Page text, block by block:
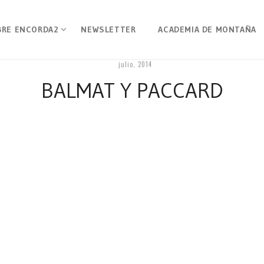
ENCORDA2 NEWSLETTER ACADEMIA DE MONTAÑA
julio, 2014
BALMAT Y PACCARD